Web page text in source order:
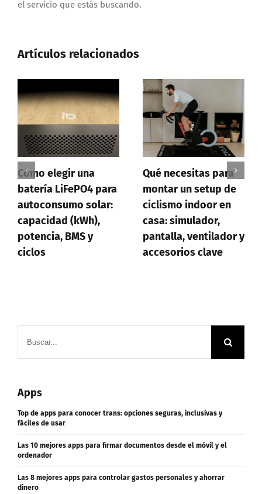
el servicio que estás buscando.
Artículos relacionados
para
solar:
Qué necesitas para
montar un setup de
ciclismo indoor en
casa: simulador,
pantalla, ventilador y
accesorios clave
Cómo crear
formularios
profesionales
saber
Apps
Top de apps para conocer trans: opciones seguras, inclusivas y
fáciles de usar
Las 10 mejores apps para firmar documentos desde el móvil y el
ordenador
Las 8 mejores apps para controlar gastos personales y ahorrar
dinero